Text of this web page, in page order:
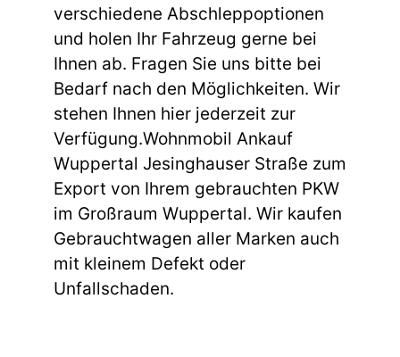
verschiedene Abschleppoptionen
und holen Ihr Fahrzeug gerne bei
Ihnen ab. Fragen Sie uns bitte bei
Bedarf nach den Möglichkeiten. Wir
stehen Ihnen hier jederzeit zur
Verfügung.Wohnmobil Ankauf
Wuppertal Jesinghauser Straße zum
Export von Ihrem gebrauchten PKW
im Großraum Wuppertal. Wir kaufen
Gebrauchtwagen aller Marken auch
mit kleinem Defekt oder
Unfallschaden.